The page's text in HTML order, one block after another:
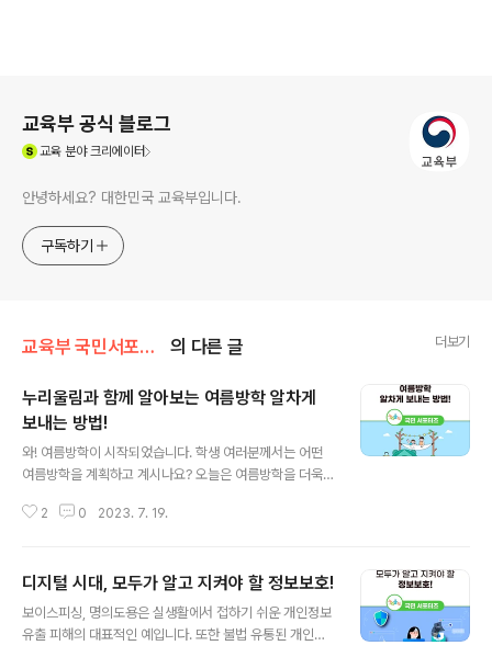
교육부 공식 블로그
교육분야 크리에이터
안녕하세요? 대한민국 교육부입니다.
구독하기
교육부 국민서포터즈 의 다른 글 더보기
누리울림과 함께 알아보는 여름방학 알차게
보내는 방법!
와! 여름방학이 시작되었습니다. 학생 여러분께서는 어떤
여름방학을 계획하고 계시나요? 오늘은 여름방학을 더욱
다. 의미 있는 프로그램들에 참여하고, 재미있는 체험을 통
지도 방방콕콕입니다. 실제로 학습 장소에 방문하여 다양
한 활동을 체험하고 싶을 때 사용할 수 있는 서비스인데요.
학생과 학부모, 교사 등 체험활동이 필요한 분들을 위해 체
2 0 2023. 7. 19.
디지털 시대, 모두가 알고 지켜야 할 정보보호!
보이스피싱, 명의도용은 실생활에서 접하기 쉬운 개인정보
유출 피해의 대표적인 예입니다. 또한 불법 유통된 개인정